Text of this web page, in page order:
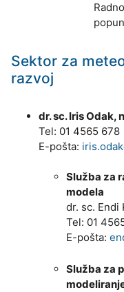
Sektor za
razvoj
dr. sc. Iris Odak,
Tel: 01 4565 678
E-pošta:
Služba za
modela
dr. sc.
Tel: 01
E-pošta:
Služba za